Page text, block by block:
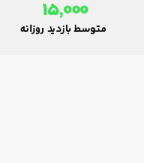
15,000
متوسط بازدید روزانه